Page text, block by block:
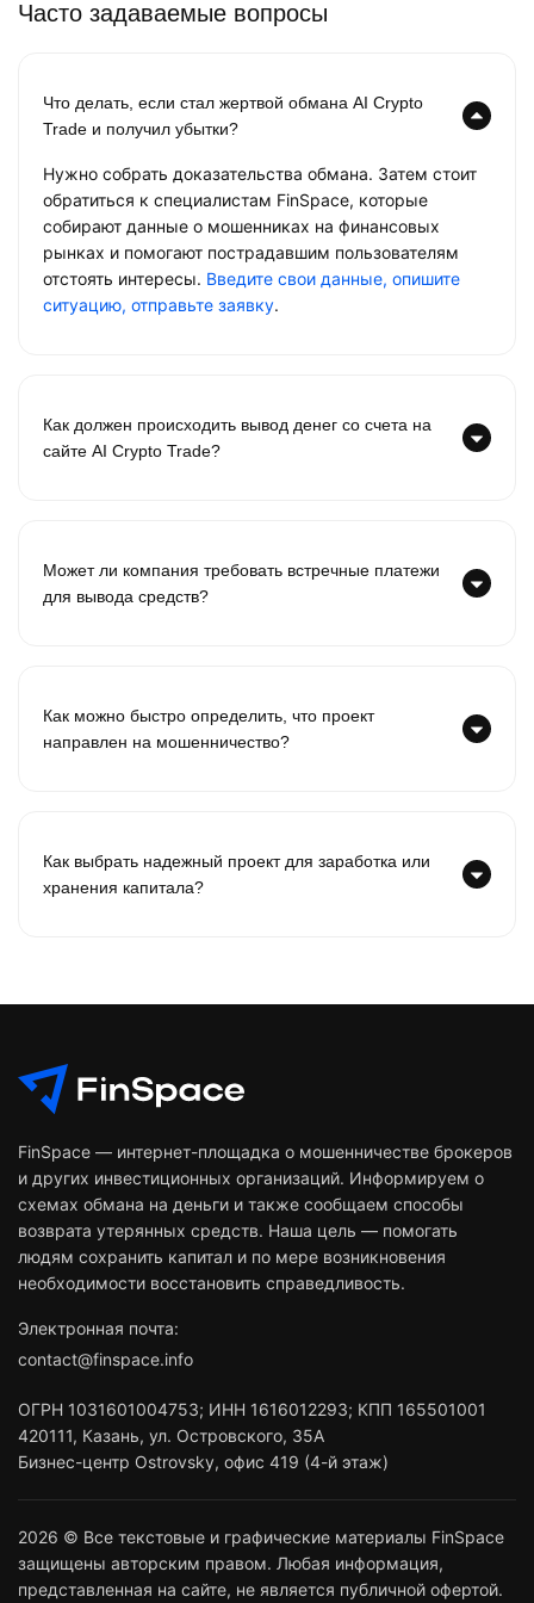
Часто задаваемые вопросы
Что делать, если стал жертвой обмана AI Crypto
Trade и получил убытки?
Нужно собрать доказательства обмана. Затем стоит
обратиться к специалистам FinSpace, которые
собирают данные о мошенниках на финансовых
рынках и помогают пострадавшим пользователям
отстоять интересы. Введите свои данные, опишите
ситуацию, отправьте заявку.
Как должен происходить вывод денег со счета на
сайте AI Crypto Trade?
Может ли компания требовать встречные платежи
для вывода средств?
Как можно быстро определить, что проект
направлен на мошенничество?
Как выбрать надежный проект для заработка или
хранения капитала?
FinSpace — интернет-площадка о мошенничестве брокеров
и других инвестиционных организаций. Информируем о
схемах обмана на деньги и также сообщаем способы
возврата утерянных средств. Наша цель — помогать
людям сохранить капитал и по мере возникновения
необходимости восстановить справедливость.
Электронная почта:
contact@finspace.info
ОГРН 1031601004753; ИНН 1616012293; КПП 165501001
420111, Казань, ул. Островского, 35А
Бизнес-центр Ostrovsky, офис 419 (4-й этаж)
2026 © Все текстовые и графические материалы FinSpace
защищены авторским правом. Любая информация,
представленная на сайте, не является публичной офертой.